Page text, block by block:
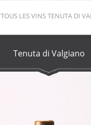
TOUS LES VINS TENUTA DI
Tenuta di Valgiano